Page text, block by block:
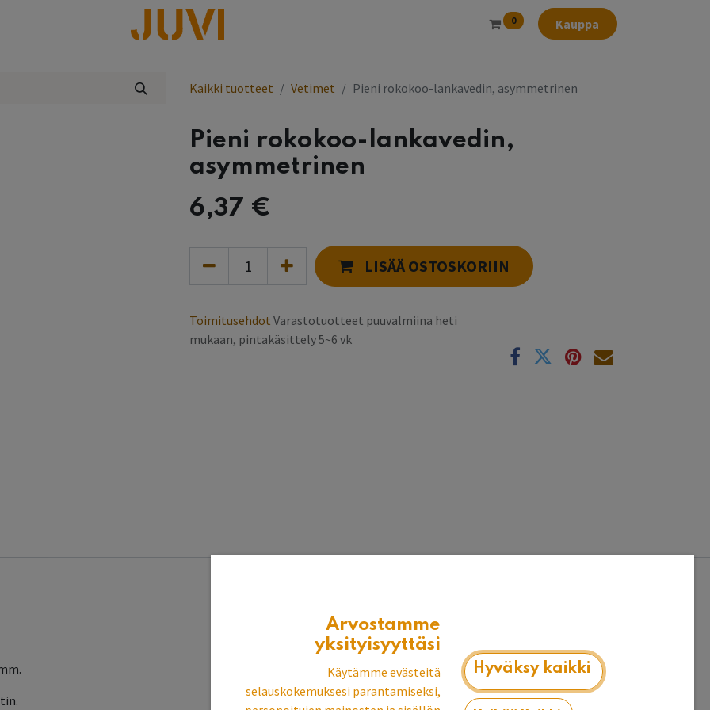
0 Kauppa
Kaikki tuotteet Vetimet Pieni rokokoo-lankavedin, asymmetrinen
Pieni rokokoo-lankavedin,
asymmetrinen
6,37 €
LISÄÄ OSTOSKORIIN
Toimitusehdot Varastotuotteet puuvalmiina heti
mukaan, pintakäsittely 5~6 vk
Arvostamme
yksityisyyttäsi
Käytämme evästeitä
selauskokemuksesi parantamiseksi,
Hyväksy kaikki